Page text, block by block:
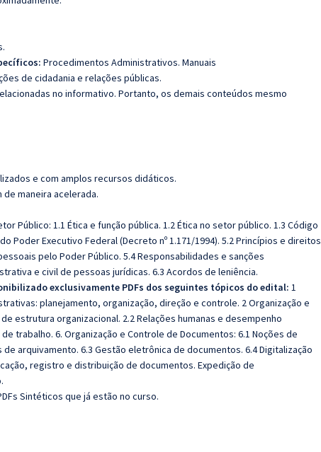
Procedimentos Administrativos. Manuais
de cidadania e relações públicas.
no informativo. Portanto, os demais conteúdos mesmo
e com amplos recursos didáticos.
maneira acelerada.
Público: 1.1 Ética e função pública. 1.2 Ética no setor público. 1.3 Código
Poder Executivo Federal (Decreto nº 1.171/1994). 5.2 Princípios e direitos
pelo Poder Público. 5.4 Responsabilidades e sanções
e civil de pessoas jurídicas. 6.3 Acordos de leniência.
exclusivamente PDFs dos seguintes tópicos do edital: 1
planejamento, organização, direção e controle. 2 Organização e
estrutura organizacional. 2.2 Relações humanas e desempenho
trabalho. 6. Organização e Controle de Documentos: 6.1 Noções de
arquivamento. 6.3 Gestão eletrônica de documentos. 6.4 Digitalização
registro e distribuição de documentos. Expedição de
Sintéticos que já estão no curso.